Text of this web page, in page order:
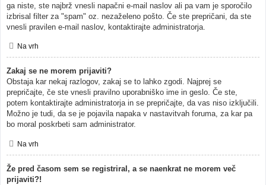
ga niste, ste najbrž vnesli napačni e-mail naslov ali pa vam je sporočilo
izbrisal filter za "spam" oz. nezaželeno pošto. Če ste prepričani, da ste
vnesli pravilen e-mail naslov, kontaktirajte administratorja.
Na vrh
Zakaj se ne morem prijaviti?
Obstaja kar nekaj razlogov, zakaj se to lahko zgodi. Najprej se
prepričajte, če ste vnesli pravilno uporabniško ime in geslo. Če ste,
potem kontaktirajte administratorja in se prepričajte, da vas niso izključili.
Možno je tudi, da se je pojavila napaka v nastavitvah foruma, za kar pa
bo moral poskrbeti sam administrator.
Na vrh
Že pred časom sem se registriral, a se naenkrat ne morem več
prijaviti?!